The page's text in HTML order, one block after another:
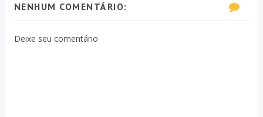
NENHUM COMENTÁRIO:
Deixe seu comentário